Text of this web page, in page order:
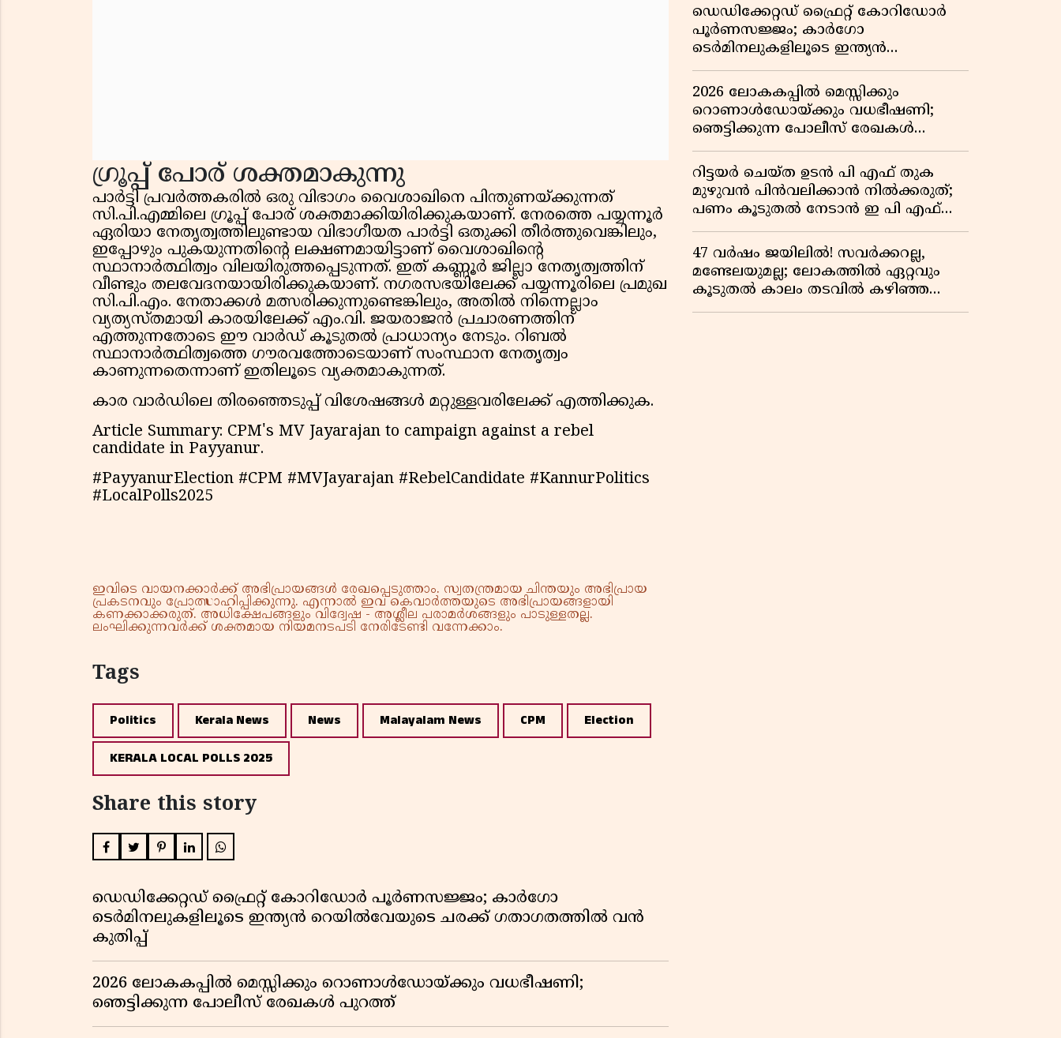
ഗ്രൂപ്പ് പോര് ശക്തമാകുന്നു
പാർട്ടി പ്രവർത്തകരിൽ ഒരു വിഭാഗം വൈശാഖിനെ പിന്തുണയ്ക്കുന്നത്
സി.പി.എമ്മിലെ ഗ്രൂപ്പ് പോര് ശക്തമാക്കിയിരിക്കുകയാണ്. നേരത്തെ പയ്യന്നൂർ
ഏരിയാ നേതൃത്വത്തിലുണ്ടായ വിഭാഗീയത പാർട്ടി ഒതുക്കി തീർത്തുവെങ്കിലും,
ഇപ്പോഴും പുകയുന്നതിൻ്റെ ലക്ഷണമായിട്ടാണ് വൈശാഖിൻ്റെ
സ്ഥാനാർത്ഥിത്വം വിലയിരുത്തപ്പെടുന്നത്. ഇത് കണ്ണൂർ ജില്ലാ നേതൃത്വത്തിന്
വീണ്ടും തലവേദനയായിരിക്കുകയാണ്. നഗരസഭയിലേക്ക് പയ്യന്നൂരിലെ പ്രമുഖ
സി.പി.എം. നേതാക്കൾ മത്സരിക്കുന്നുണ്ടെങ്കിലും, അതിൽ നിന്നെല്ലാം
വ്യത്യസ്തമായി കാരയിലേക്ക് എം.വി. ജയരാജൻ പ്രചാരണത്തിന്
എത്തുന്നതോടെ ഈ വാർഡ് കൂടുതൽ പ്രാധാന്യം നേടും. റിബൽ
സ്ഥാനാർത്ഥിത്വത്തെ ഗൗരവത്തോടെയാണ് സംസ്ഥാന നേതൃത്വം
കാണുന്നതെന്നാണ് ഇതിലൂടെ വ്യക്തമാകുന്നത്.
കാര വാർഡിലെ തിരഞ്ഞെടുപ്പ് വിശേഷങ്ങൾ മറ്റുള്ളവരിലേക്ക് എത്തിക്കുക.
Article Summary: CPM's MV Jayarajan to campaign against a rebel
candidate in Payyanur.
#PayyanurElection #CPM #MVJayarajan #RebelCandidate #KannurPolitics
#LocalPolls2025
ഇവിടെ വായനക്കാർക്ക് അഭിപ്രായങ്ങൾ രേഖപ്പെടുത്താം. സ്വതന്ത്രമായ ചിന്തയും അഭിപ്രായ
പ്രകടനവും പ്രോത്സാഹിപ്പിക്കുന്നു. എന്നാൽ ഇവ കെവാർത്തയുടെ അഭിപ്രായങ്ങളായി
കണക്കാക്കരുത്. അധിക്ഷേപങ്ങളും വിദ്വേഷ - അശ്ലീല പരാമർശങ്ങളും പാടുള്ളതല്ല.
ലംഘിക്കുന്നവർക്ക് ശക്തമായ നിയമനടപടി നേരിടേണ്ടി വന്നേക്കാം.
Tags
Politics Kerala News News Malayalam News CPM Election
KERALA LOCAL POLLS 2025
Share this story
ഡെഡിക്കേറ്റഡ് ഫ്രൈറ്റ് കോറിഡോർ പൂർണസജ്ജം; കാർഗോ
ടെർമിനലുകളിലൂടെ ഇന്ത്യൻ റെയിൽവേയുടെ ചരക്ക് ഗതാഗതത്തിൽ വൻ
കുതിപ്പ്
2026 ലോകകപ്പിൽ മെസ്സിക്കും റൊണാൾഡോയ്ക്കും വധഭീഷണി;
ഞെട്ടിക്കുന്ന പോലീസ് രേഖകൾ പുറത്ത്
ഡെഡിക്കേറ്റഡ് ഫ്രൈറ്റ് കോറിഡോർ
പൂർണസജ്ജം; കാർഗോ
ടെർമിനലുകളിലൂടെ ഇന്ത്യൻ
റെയിൽവേയുടെ ചരക്ക് ഗതാഗതത്തിൽ
വൻ കുതിപ്പ്
2026 ലോകകപ്പിൽ മെസ്സിക്കും
റൊണാൾഡോയ്ക്കും വധഭീഷണി;
ഞെട്ടിക്കുന്ന പോലീസ് രേഖകൾ
പുറത്ത്
റിട്ടയർ ചെയ്ത ഉടൻ പി എഫ് തുക
മുഴുവൻ പിൻവലിക്കാൻ നിൽക്കരുത്;
പണം കൂടുതൽ നേടാൻ ഇ പി എഫ്
ഒയുടെ നിയമം അറിയാം
47 വർഷം ജയിലിൽ! സവർക്കറല്ല,
മണ്ടേലയുമല്ല; ലോകത്തിൽ ഏറ്റവും
കൂടുതൽ കാലം തടവിൽ കഴിഞ്ഞ
രാഷ്ട്രീയ തടവുകാരൻ ഇദ്ദേഹം! ഒരു